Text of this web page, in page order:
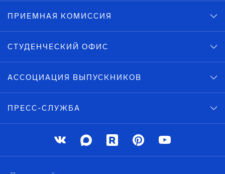
ПРИЕМНАЯ КОМИССИЯ
СТУДЕНЧЕСКИЙ ОФИС
АССОЦИАЦИЯ ВЫПУСКНИКОВ
ПРЕСС-СЛУЖБА